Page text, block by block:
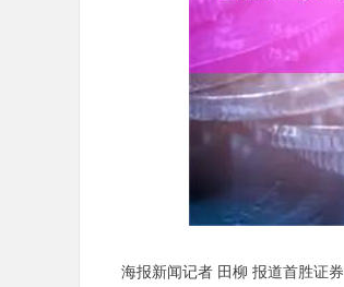
海报新闻记者 田柳 报道首胜证券